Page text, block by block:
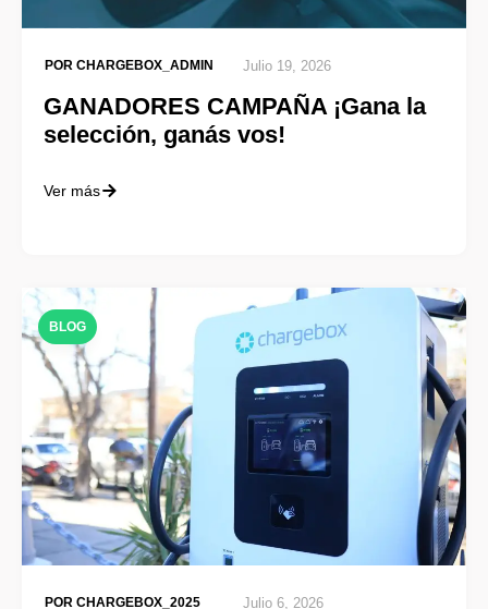
POR CHARGEBOX_ADMIN Julio 19, 2026
GANADORES CAMPAÑA ¡Gana la
selección, ganás vos!
Ver más
BLOG
POR CHARGEBOX_2025 Julio 6, 2026